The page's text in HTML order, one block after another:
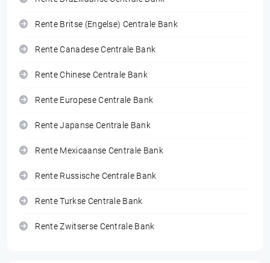
Rente Britse (Engelse) Centrale Bank
Rente Canadese Centrale Bank
Rente Chinese Centrale Bank
Rente Europese Centrale Bank
Rente Japanse Centrale Bank
Rente Mexicaanse Centrale Bank
Rente Russische Centrale Bank
Rente Turkse Centrale Bank
Rente Zwitserse Centrale Bank